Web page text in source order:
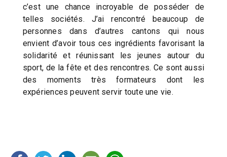
c’est une chance incroyable de posséder de
telles sociétés. J’ai rencontré beaucoup de
personnes dans d’autres cantons qui nous
envient d’avoir tous ces ingrédients favorisant la
solidarité et réunissant les jeunes autour du
sport, de la fête et des rencontres. Ce sont aussi
des moments très formateurs dont les
expériences peuvent servir toute une vie.